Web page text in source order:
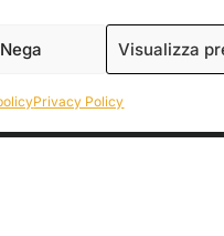
Nega Visualizza
Privacy Policy
FO – 314246. All rights